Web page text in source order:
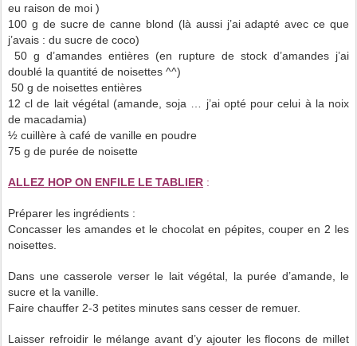
eu raison de moi )
100 g de sucre de canne blond (là aussi j’ai adapté avec ce que
j’avais : du sucre de coco)
50 g d’amandes entières (en rupture de stock d’amandes j’ai
doublé la quantité de noisettes ^^)
50 g de noisettes entières
12 cl de lait végétal (amande, soja … j’ai opté pour celui à la noix
de macadamia)
½ cuillère à café de vanille en poudre
75 g de purée de noisette
ALLEZ HOP ON ENFILE LE TABLIER :
Préparer les ingrédients :
Concasser les amandes et le chocolat en pépites, couper en 2 les
noisettes.
Dans une casserole verser le lait végétal, la purée d’amande, le
sucre et la vanille.
Faire chauffer 2-3 petites minutes sans cesser de remuer.
Laisser refroidir le mélange avant d’y ajouter les flocons de millet